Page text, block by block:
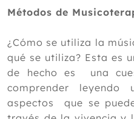
Métodos de
¿Cómo se utiliza la
qué se utiliza? Esta es
de hecho es una
comprender
aspectos que se